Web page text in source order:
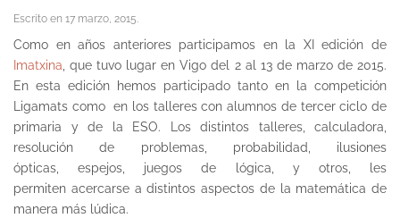
Escrito en 17 marzo, 2015
Como en años anteriores participamos en la XI edición de
Imatxina , que tuvo lugar en Vigo del 2 al 13 de marzo de 2015.
En esta edición hemos participado tanto en la competición
Ligamats como en los talleres con alumnos de tercer ciclo de
primaria y de la ESO. Los distintos talleres, calculadora,
resolución de problemas, probabilidad, ilusiones
ópticas, espejos, juegos de lógica, y otros, les
permiten acercarse a distintos aspectos de la matemática de
manera más lúdica.